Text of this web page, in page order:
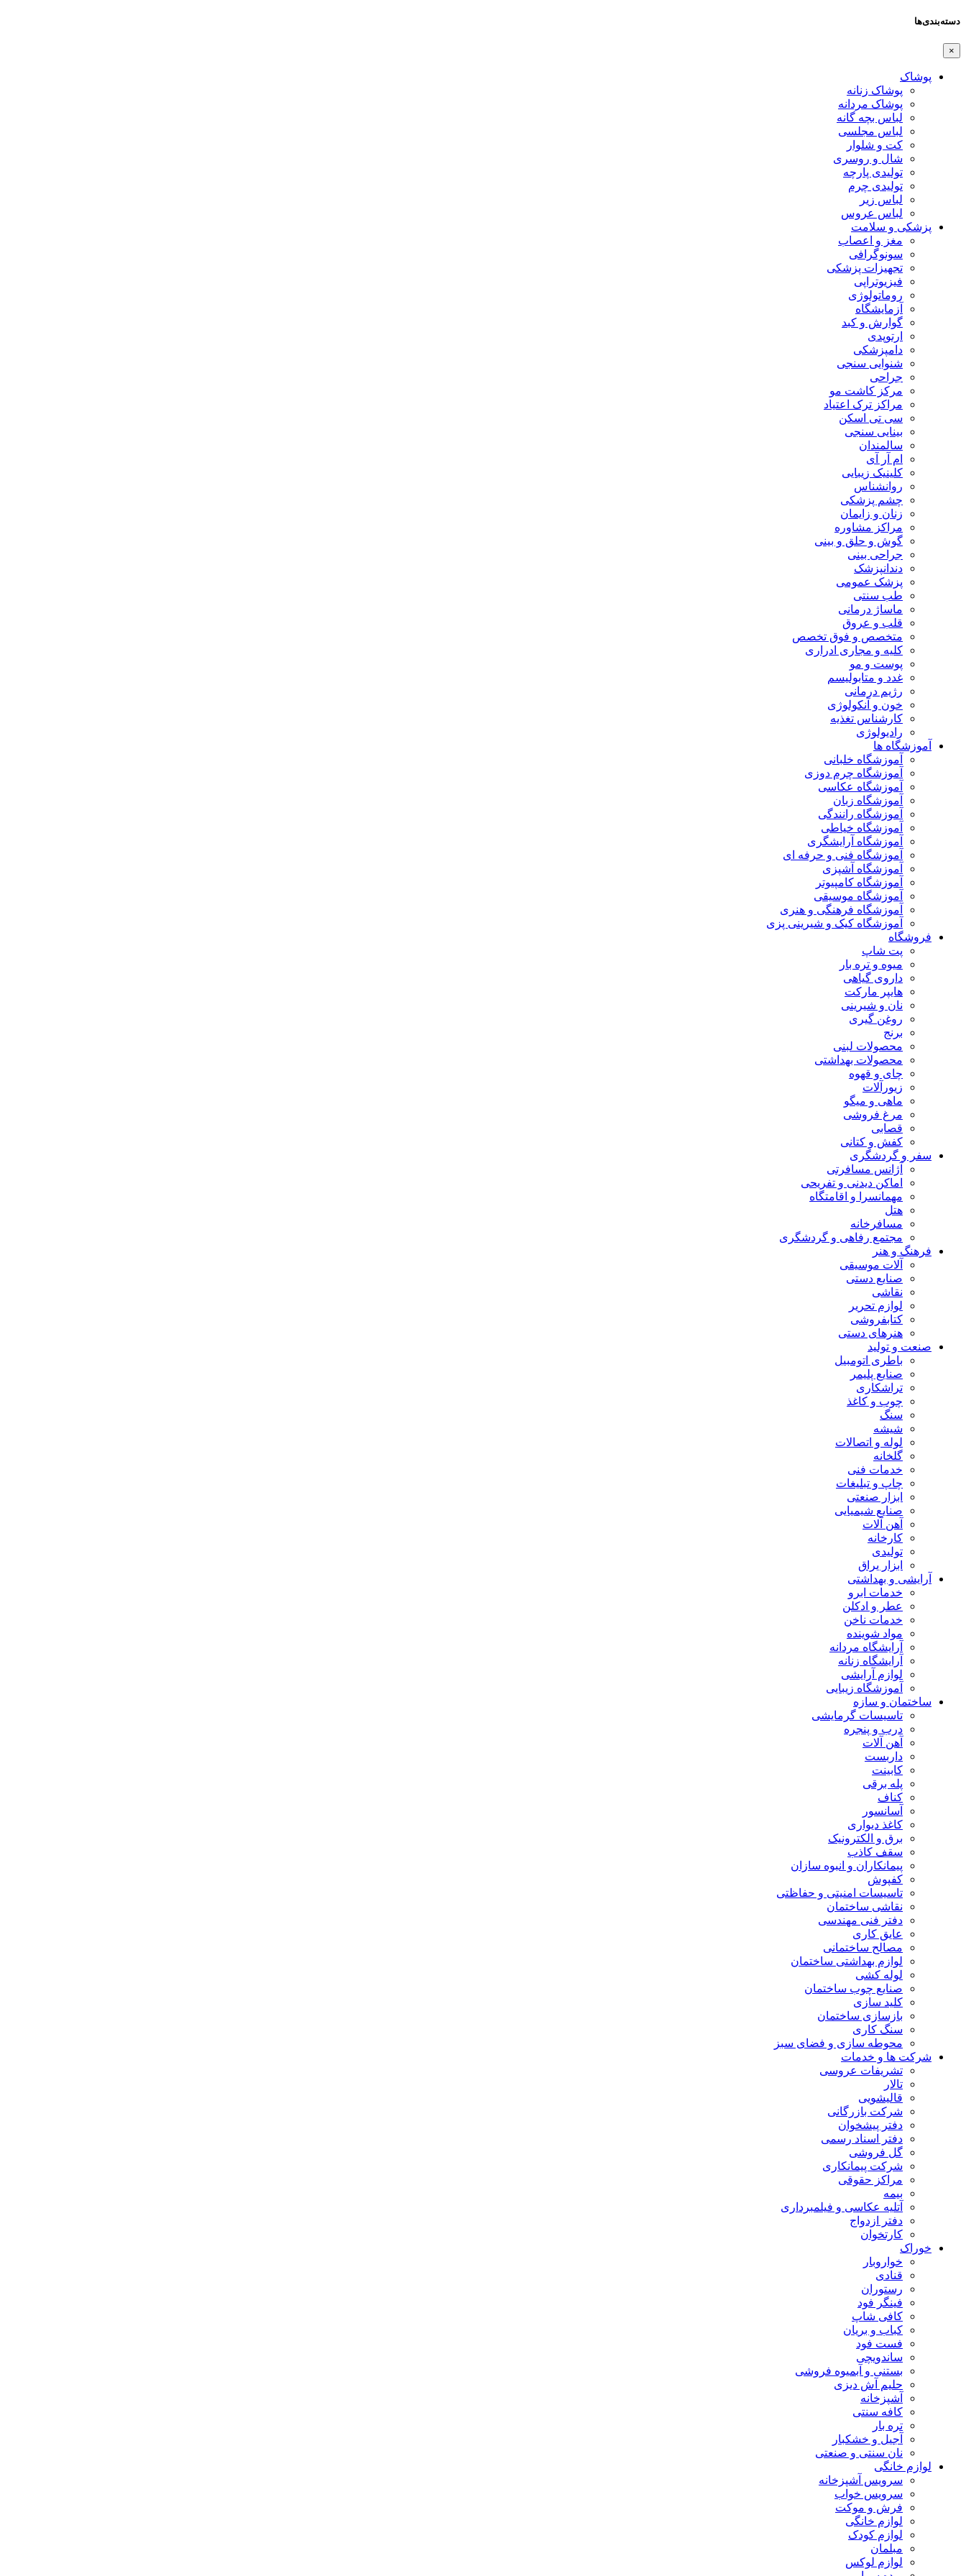
دسته‌بندی‌ها
×
پوشاک
پوشاک زنانه
پوشاک مردانه
لباس بچه گانه
لباس مجلسی
کت و شلوار
شال و روسری
تولیدی پارچه
تولیدی چرم
لباس زیر
لباس عروس
پزشکی و سلامت
مغز و اعصاب
سونوگرافی
تجهیزات پزشکی
فیزیوتراپی
روماتولوژی
آزمایشگاه
گوارش و کبد
ارتوپدی
دامپزشکی
شنوایی سنجی
جراحی
مرکز کاشت مو
مراکز ترک اعتیاد
سی تی اسکن
بینایی سنجی
سالمندان
ام آر آی
کلینیک زیبایی
روانشناس
چشم پزشکی
زنان و زایمان
مراکز مشاوره
گوش و حلق و بینی
جراحی بینی
دندانپزشک
پزشک عمومی
طب سنتی
ماساژ درمانی
قلب و عروق
متخصص و فوق تخصص
کلیه و مجاری ادراری
پوست و مو
غدد و متابولیسم
رژیم درمانی
خون و آنکولوژی
کارشناس تغذیه
رادیولوژی
آموزشگاه ها
آموزشگاه خلبانی
آموزشگاه چرم دوزی
آموزشگاه عکاسی
آموزشگاه زبان
آموزشگاه رانندگی
آموزشگاه خیاطی
آموزشگاه آرایشگری
آموزشگاه فنی و حرفه ای
آموزشگاه آشپزی
آموزشگاه کامپیوتر
آموزشگاه موسیقی
آموزشگاه فرهنگی و هنری
آموزشگاه کیک و شیرینی پزی
فروشگاه
پت شاپ
میوه و تره بار
داروی گیاهی
هایپر مارکت
نان و شیرینی
روغن گیری
برنج
محصولات لبنی
محصولات بهداشتی
چای و قهوه
زیورآلات
ماهی و میگو
مرغ فروشی
قصابی
کفش و کتانی
سفر و گردشگری
آژانس مسافرتی
اماکن دیدنی و تفریحی
مهمانسرا و اقامتگاه
هتل
مسافرخانه
مجتمع رفاهی و گردشگری
فرهنگ و هنر
آلات موسیقی
صنایع دستی
نقاشی
لوازم تحریر
کتابفروشی
هنرهای دستی
صنعت و تولید
باطری اتومبیل
صنایع پلیمر
تراشکاری
چوب و کاغذ
سنگ
شیشه
لوله و اتصالات
گلخانه
خدمات فنی
چاپ و تبلیغات
ابزار صنعتی
صنایع شیمیایی
آهن آلات
کارخانه
تولیدی
ابزار یراق
آرایشی و بهداشتی
خدمات ابرو
عطر و ادکلن
خدمات ناخن
مواد شوینده
آرایشگاه مردانه
آرایشگاه زنانه
لوازم آرایشی
آموزشگاه زیبایی
ساختمان و سازه
تاسیسات گرمایشی
درب و پنجره
آهن آلات
داربست
کابینت
پله برقی
کناف
آسانسور
کاغذ دیواری
برق و الکترونیک
سقف کاذب
پیمانکاران و انبوه سازان
کفپوش
تاسیسات امنیتی و حفاظتی
نقاشی ساختمان
دفتر فنی مهندسی
عایق کاری
مصالح ساختمانی
لوازم بهداشتی ساختمان
لوله کشی
صنایع چوب ساختمان
کلید سازی
بازسازی ساختمان
سنگ کاری
محوطه سازی و فضای سبز
شرکت ها و خدمات
تشریفات عروسی
تالار
قالیشویی
شرکت بازرگانی
دفتر پیشخوان
دفتر اسناد رسمی
گل فروشی
شرکت پیمانکاری
مراکز حقوقی
بیمه
آتلیه عکاسی و فیلمبرداری
دفتر ازدواج
کارتخوان
خوراک
خواروبار
قنادی
رستوران
فینگر فود
کافی شاپ
کباب و بریان
فست فود
ساندویچی
بستنی و آبمیوه فروشی
حلیم آش دیزی
آشپزخانه
کافه سنتی
تره بار
آجیل و خشکبار
نان سنتی و صنعتی
لوازم خانگی
سرویس آشپزخانه
سرویس خواب
فرش و موکت
لوازم خانگی
لوازم کودک
مبلمان
لوازم لوکس